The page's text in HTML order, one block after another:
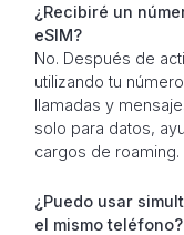
¿Recibiré un
eSIM?
No. Después de
utilizando tu
llamadas y
solo para datos,
cargos de roaming.
¿Puedo usar
el mismo teléfono?